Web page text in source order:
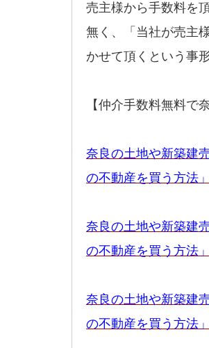
売主様から手数料を
無く、「当社が売主
かせて頂くという事
【仲介手数料無料で
奈良の土地や新築建
の不動産を買う方法
奈良の土地や新築建
の不動産を買う方法
奈良の土地や新築建
の不動産を買う方法